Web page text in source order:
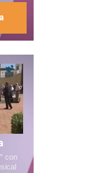
con